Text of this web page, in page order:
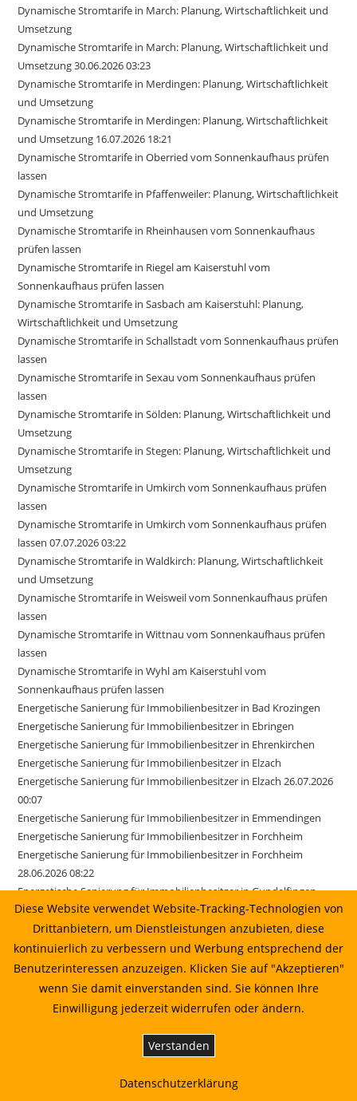
Dynamische Stromtarife in March: Planung, Wirtschaftlichkeit und
Umsetzung
Dynamische Stromtarife in March: Planung, Wirtschaftlichkeit und
Umsetzung 30.06.2026 03:23
Dynamische Stromtarife in Merdingen: Planung, Wirtschaftlichkeit
und Umsetzung
Dynamische Stromtarife in Merdingen: Planung, Wirtschaftlichkeit
und Umsetzung 16.07.2026 18:21
Dynamische Stromtarife in Oberried vom Sonnenkaufhaus prüfen
lassen
Dynamische Stromtarife in Pfaffenweiler: Planung, Wirtschaftlichkeit
und Umsetzung
Dynamische Stromtarife in Rheinhausen vom Sonnenkaufhaus
prüfen lassen
Dynamische Stromtarife in Riegel am Kaiserstuhl vom
Sonnenkaufhaus prüfen lassen
Dynamische Stromtarife in Sasbach am Kaiserstuhl: Planung,
Wirtschaftlichkeit und Umsetzung
Dynamische Stromtarife in Schallstadt vom Sonnenkaufhaus prüfen
lassen
Dynamische Stromtarife in Sexau vom Sonnenkaufhaus prüfen
lassen
Dynamische Stromtarife in Sölden: Planung, Wirtschaftlichkeit und
Umsetzung
Dynamische Stromtarife in Stegen: Planung, Wirtschaftlichkeit und
Umsetzung
Dynamische Stromtarife in Umkirch vom Sonnenkaufhaus prüfen
lassen
Dynamische Stromtarife in Umkirch vom Sonnenkaufhaus prüfen
lassen 07.07.2026 03:22
Dynamische Stromtarife in Waldkirch: Planung, Wirtschaftlichkeit
und Umsetzung
Dynamische Stromtarife in Weisweil vom Sonnenkaufhaus prüfen
lassen
Dynamische Stromtarife in Wittnau vom Sonnenkaufhaus prüfen
lassen
Dynamische Stromtarife in Wyhl am Kaiserstuhl vom
Sonnenkaufhaus prüfen lassen
Energetische Sanierung für Immobilienbesitzer in Bad Krozingen
Energetische Sanierung für Immobilienbesitzer in Ebringen
Energetische Sanierung für Immobilienbesitzer in Ehrenkirchen
Energetische Sanierung für Immobilienbesitzer in Elzach
Energetische Sanierung für Immobilienbesitzer in Elzach 26.07.2026
00:07
Energetische Sanierung für Immobilienbesitzer in Emmendingen
Energetische Sanierung für Immobilienbesitzer in Forchheim
Energetische Sanierung für Immobilienbesitzer in Forchheim
28.06.2026 08:22
Energetische Sanierung für Immobilienbesitzer in Gundelfingen
Energetische Sanierung für Immobilienbesitzer in Ihringen
Energetische Sanierung für Immobilienbesitzer in Kirchzarten
Energetische Sanierung für Immobilienbesitzer in March
Energetische Sanierung für Immobilienbesitzer in March 17.06.2026
01:22
Energetische Sanierung für Immobilienbesitzer in Merzhausen
Energetische Sanierung für Immobilienbesitzer in Reute
Energetische Sanierung für Immobilienbesitzer in Sexau
Energetische Sanierung für Immobilienbesitzer in Sölden
Energetische Sanierung für Immobilienbesitzer in Weisweil
Diese Website verwendet Website-Tracking-Technologien von
Drittanbietern, um Dienstleistungen anzubieten, diese
kontinuierlich zu verbessern und Werbung entsprechend der
Benutzerinteressen anzuzeigen. Klicken Sie auf "Akzeptieren"
wenn Sie damit einverstanden sind. Sie können Ihre
Einwilligung jederzeit widerrufen oder ändern.
Verstanden
Datenschutzerklärung